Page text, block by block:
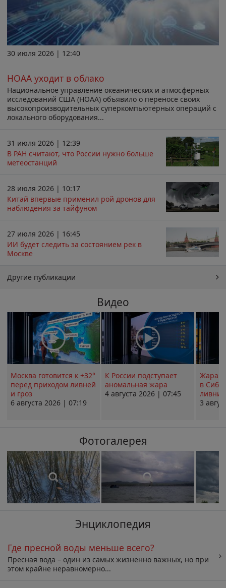
30 июля 2026 | 12:40
НОАА уходит в облако
Национальное управление океанических и атмосферных
исследований США (НОАА) объявило о переносе своих
высокопроизводительных суперкомпьютерных операций с
локального оборудования...
31 июля 2026 | 12:39
В РАН считают, что России нужно больше
метеостанций
28 июля 2026 | 10:17
Китай впервые применил рой дронов для
наблюдения за тайфуном
27 июля 2026 | 16:45
ИИ будет следить за состоянием рек в
Москве
Другие публикации
Видео
Москва готовится к +32°
перед приходом ливней
и гроз
6 августа 2026 | 07:19
К России подступает
аномальная жара
4 августа 2026 | 07:45
Жара в
в
ливни
3
Фотогалерея
Энциклопедия
Где пресной воды меньше всего?
Пресная вода – один из самых жизненно важных, но при
этом крайне неравномерно...